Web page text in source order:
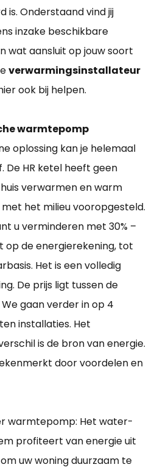
is. Onderstaand vind jij
inzake beschikbare
wat aansluit op jouw soort
verwarmingsinstallateur
ook bij helpen.
warmtepomp
oplossing kan je helemaal
De HR ketel heeft geen
verwarmen en warm
het milieu vooropgesteld.
u verminderen met 30% –
op de energierekening, tot
Het is een volledig
De prijs ligt tussen de
We gaan verder in op 4
installaties. Het
is de bron van energie.
door voordelen en
warmtepomp: Het water-
profiteert van energie uit
uw woning duurzaam te